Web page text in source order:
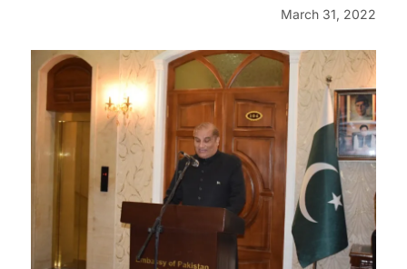
March 31, 2022